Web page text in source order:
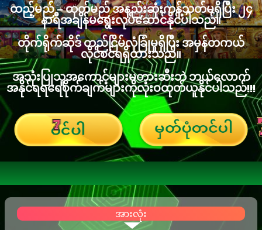
ထည့်မည် – ထုတ်မည် အနည်းဆုံးကန့်သတ်မရှိပြီး ၂၄
နာရီအချိန်မရွေးလုပ်ဆောင်နိုင်ပါသည်။
တိုက်ရိုက်ဆိုဒ် တည်ငြိမ်လုံခြုံမှုရှိပြီး အမှန်တကယ်
လိုင်စင်ရရှိထားသည်။
အသုံးပြုသူအကောင့်များမတားဆီးဘဲ ဘယ်လောက်
အနိုင်ရရရေစိုက်ချက်များကိုလုံးဝထုတ်ယူနိုင်ပါသည်!!!
အားလုံး